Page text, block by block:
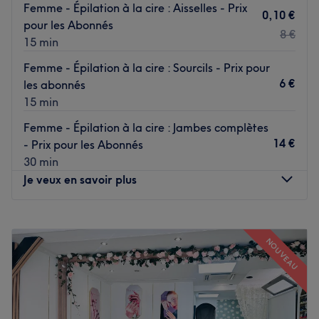
irréprochable et un accueil sincère à chaque rendez-vous.
Transport public le plus proche
Le salon est situé à cinq minutes à pied de l'arrêt de bus
La Chapelle.
L’équipe
Nana est ravie de partager son savoir-faire.
Nos coups de cœur :
L’atmosphère : une ambiance conviviale dans un institut
moderne où vous vous sentirez détendu.
Les spécialités de l’établissement : la beauté des ongles
Femme - Épilation à la cire : Aisselles - Prix
pour les Abonnés
15 min
0,10 €
8 €
Femme - Épilation à la cire : Sourcils - Prix pour
les abonnés
15 min
6 €
Femme - Épilation à la cire : Jambes complètes
- Prix pour les Abonnés
30 min
14 €
Je veux en savoir plus
Mardi
–19:00
Mercredi
09:00–19:00
Jeudi
09:00
19:00
Vendredi
09:00
19:00
09:00– 19:00
NOUVEAU